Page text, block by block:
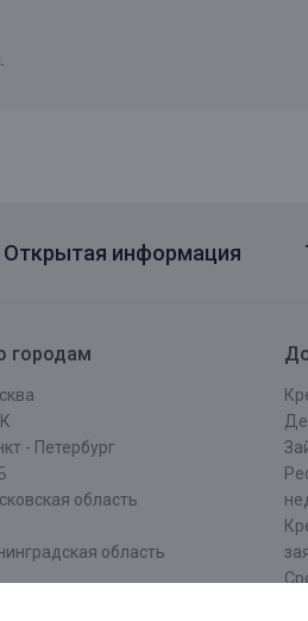
Открытая информация
городам
- Петербург
область
область